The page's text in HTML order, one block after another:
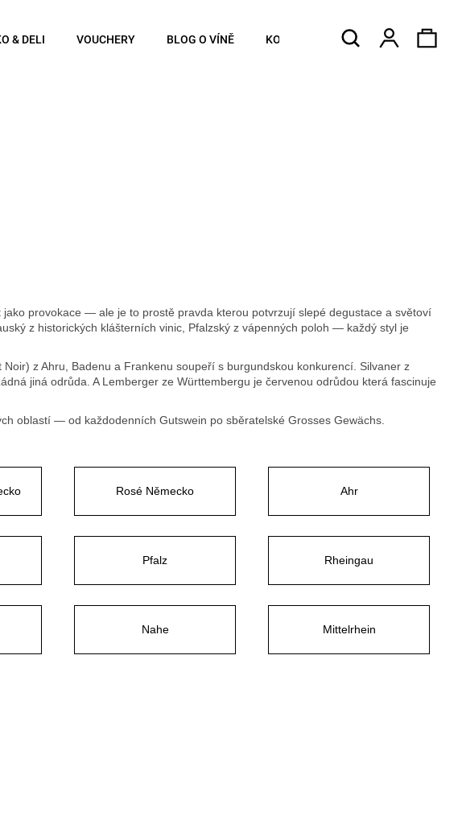
& DELI VOUCHERY BLOG O VÍNĚ KONTAKTY Hledat
provokace — ale je to prostě pravda kterou potvrzují slepé degustace a světoví
z historických klášterních vinic, Pfalzský z vápenných poloh — každý styl je
z Ahru, Badenu a Frankenu soupeří s burgundskou konkurencí. Silvaner z
jiná odrůda. A Lemberger ze Württembergu je červenou odrůdou která fascinuje
oblastí — od každodenních Gutswein po sběratelské Grosses Gewächs.
Rosé Německo Ahr
Pfalz Rheingau
Nahe Mittelrhein